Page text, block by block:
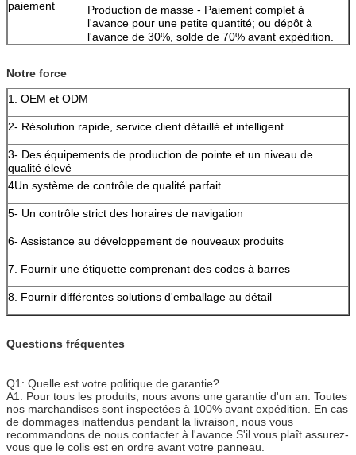
paiement
Production de masse - Paiement complet à
l'avance pour une petite quantité; ou dépôt à
l'avance de 30%, solde de 70% avant expédition.
Notre force
1. OEM et ODM
2- Résolution rapide, service client détaillé et intelligent
3- Des équipements de production de pointe et un niveau de
qualité élevé
4Un système de contrôle de qualité parfait
5- Un contrôle strict des horaires de navigation
6- Assistance au développement de nouveaux produits
7. Fournir une étiquette comprenant des codes à barres
8. Fournir différentes solutions d'emballage au détail
Questions fréquentes
Q1: Quelle est votre politique de garantie?
A1: Pour tous les produits, nous avons une garantie d'un an. Toutes
nos marchandises sont inspectées à 100% avant expédition. En cas
de dommages inattendus pendant la livraison, nous vous
recommandons de nous contacter à l'avance.S'il vous plaît assurez-
vous que le colis est en ordre avant votre panneau.